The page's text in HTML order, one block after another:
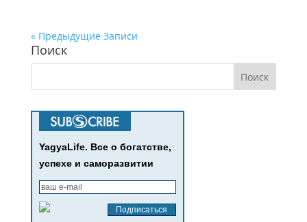
« Предыдущие Записи
Поиск
YagyaLife. Все о богатстве,
успехе и саморазвитии